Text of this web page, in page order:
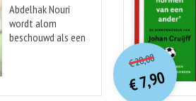
Abdelhak Nouri
wordt alom
beschouwd als een
zijn generatie. Het
€20,00prijs
was:
€ 20,00.
€7,90
Huidige
prijs
is:
€ 7,90.